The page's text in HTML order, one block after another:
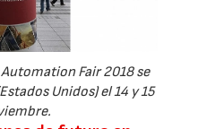
Fair 2018 se
Unidos) el 14 y 15